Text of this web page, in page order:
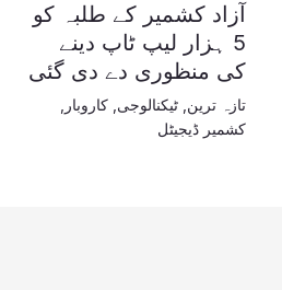
آزاد کشمیر کے طلبہ کو
5 ہزار لیپ ٹاپ دینے
کی منظوری دے دی گئی
تازہ ترین ٹیکنالوجی کاروبار
کشمیر ڈیجیٹل